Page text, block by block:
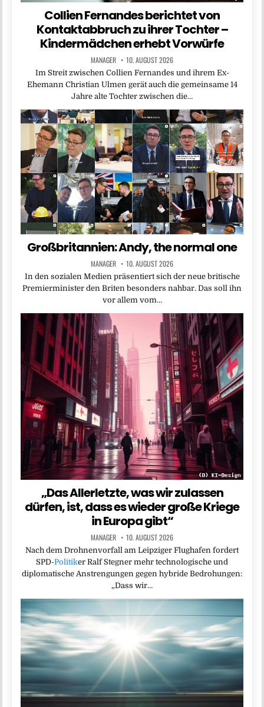
Collien Fernandes berichtet von
Kontaktabbruch zu ihrer Tochter –
Kindermädchen erhebt Vorwürfe
MANAGER 10. AUGUST 2026
Im Streit zwischen Collien Fernandes und ihrem Ex-
Ehemann Christian Ulmen gerät auch die gemeinsame 14
Jahre alte Tochter zwischen die…
Großbritannien: Andy, the normal one
MANAGER 10. AUGUST 2026
In den sozialen Medien präsentiert sich der neue britische
Premierminister den Briten besonders nahbar. Das soll ihn
vor allem vom…
„Das Allerletzte, was wir zulassen
dürfen, ist, dass es wieder große Kriege
in Europa gibt“
MANAGER 10. AUGUST 2026
Nach dem Drohnenvorfall am Leipziger Flughafen fordert
SPD-Politiker Ralf Stegner mehr technologische und
diplomatische Anstrengungen gegen hybride Bedrohungen:
„Dass wir…